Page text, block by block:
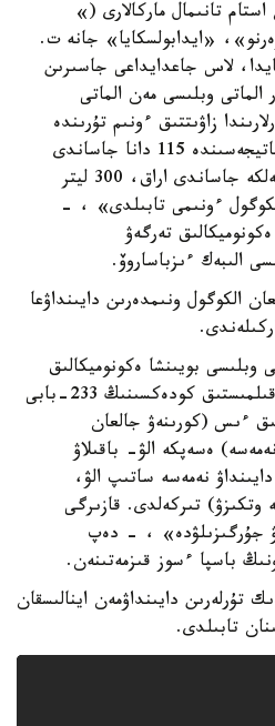
ءونىمىنىڭ 30 دان استام تانىمال ماركالارى (»
«ايدابولسكايا» جانە ت.
لاس جاعدايداعى جاسىرىن
الماتى وبلىسى مەن الماتى
زاۋىتتىق ءونىم تۇرىندە
ساتىلعان. سەحتى تەكسەرۋ ناتيجەسىندە 115 دانا جاساندى
اكسيزدىك ماركالار، 460 بوتەلكە جاساندى اراق، 300 ليتر
دايىن الكوگول ءونىمى تابىلدى» ، -
تەرگەۋ
الىبەك ءىزباساروۆ.
الكوگول ونىمدەرىن دايىنداۋعا
بويىنشا ەكونوميكالىق
تەرگەۋ دەپارتامەنتىمەن ق ر قىلمىستىق كودەكسىنىڭ 233-بابى
ءىس (كورىنەۋ جالعان
ەسەپكە الۋ- باقىلاۋ
نەمەسە ساتىپ الۋ،
وتكىزۋ) تىركەلدى. قازىرگى
جۇرگىزىلۋدە» ، - دەپ
باسپا ءسوز قىزمەتىنەن.
تۇرلەرىن دايىنداۋمەن اينالىسقان
تابىلدى.